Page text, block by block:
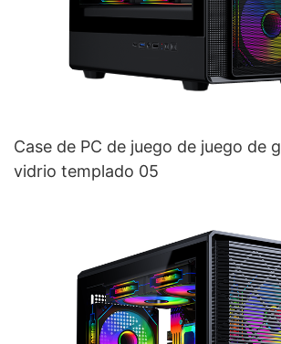
Case de PC de juego de juego de
vidrio templado 05